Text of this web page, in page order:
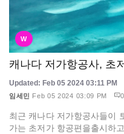
W
캐나다 저가항공사, 초
Updated: Feb 05 2024 03:11 PM
임세민 Feb 05 2024 03:09 PM
최근 캐나다 저가항공사들이
가는 초저가 항공편을출시하